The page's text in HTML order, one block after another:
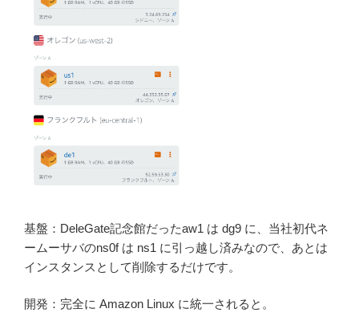
基盤：DeleGate記念館だったaw1 は dg9 に、当社初代ネ
ームーサバのns0f は ns1 に引っ越し済みなので、あとは
インスタンスとして削除するだけです。
開発：完全に Amazon Linux に統一されると。